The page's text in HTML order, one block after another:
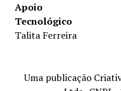
Apoio
Tecnológico
Talita Ferreira
Uma publicação